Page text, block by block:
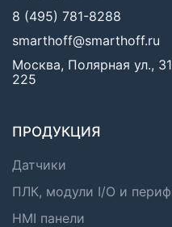
8 (495) 781-8288
smarthoff@smarthoff.ru
Москва, Полярная ул.,
225
ПРОДУКЦИЯ
Датчики
ПЛК, модули I/O и
HMI панели